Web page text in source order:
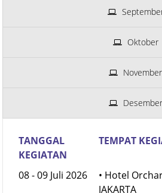
Agustus
September
Oktober
November
KEGIATAN